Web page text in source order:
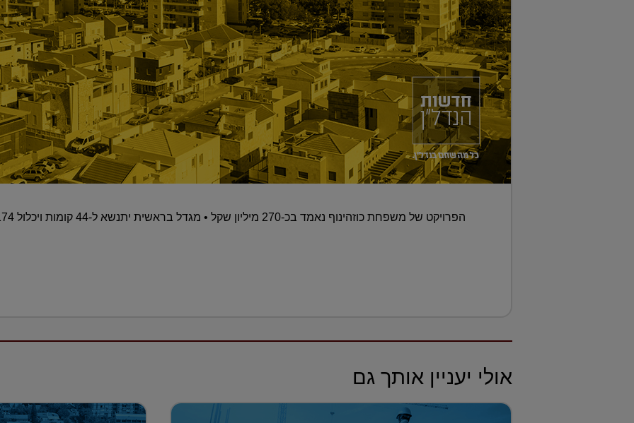
הפרויקט של משפחת כוזהינוף נאמד בכ-270 מיליון שקל • מגדל בראשית יתנשא ל-44 קומות ויכלול 174 יחידות דיור
אולי יעניין אותך גם